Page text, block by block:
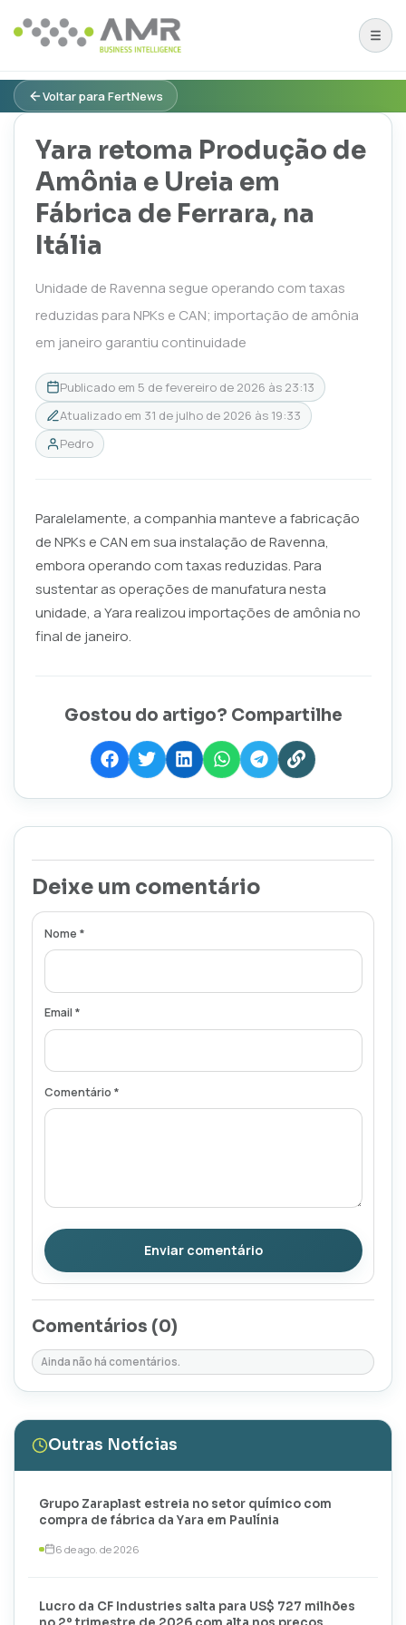
Voltar para FertNews
Yara retoma Produção de
Amônia e Ureia em
Fábrica de Ferrara, na
Itália
Unidade de Ravenna segue operando com taxas
reduzidas para NPKs e CAN; importação de amônia
em janeiro garantiu continuidade
Publicado em 5 de fevereiro de 2026 às 23:13
Atualizado em 31 de julho de 2026 às 19:33
Pedro
Paralelamente, a companhia manteve a fabricação
de NPKs e CAN em sua instalação de Ravenna,
embora operando com taxas reduzidas. Para
sustentar as operações de manufatura nesta
unidade, a Yara realizou importações de amônia no
final de janeiro.
Gostou do artigo? Compartilhe
Deixe um comentário
Nome *
Email *
Comentário *
Enviar comentário
Comentários (0)
Ainda não há comentários.
Outras Notícias
Grupo Zaraplast estreia no setor químico com
compra de fábrica da Yara em Paulínia
6 de ago. de 2026
Lucro da CF Industries salta para US$ 727 milhões